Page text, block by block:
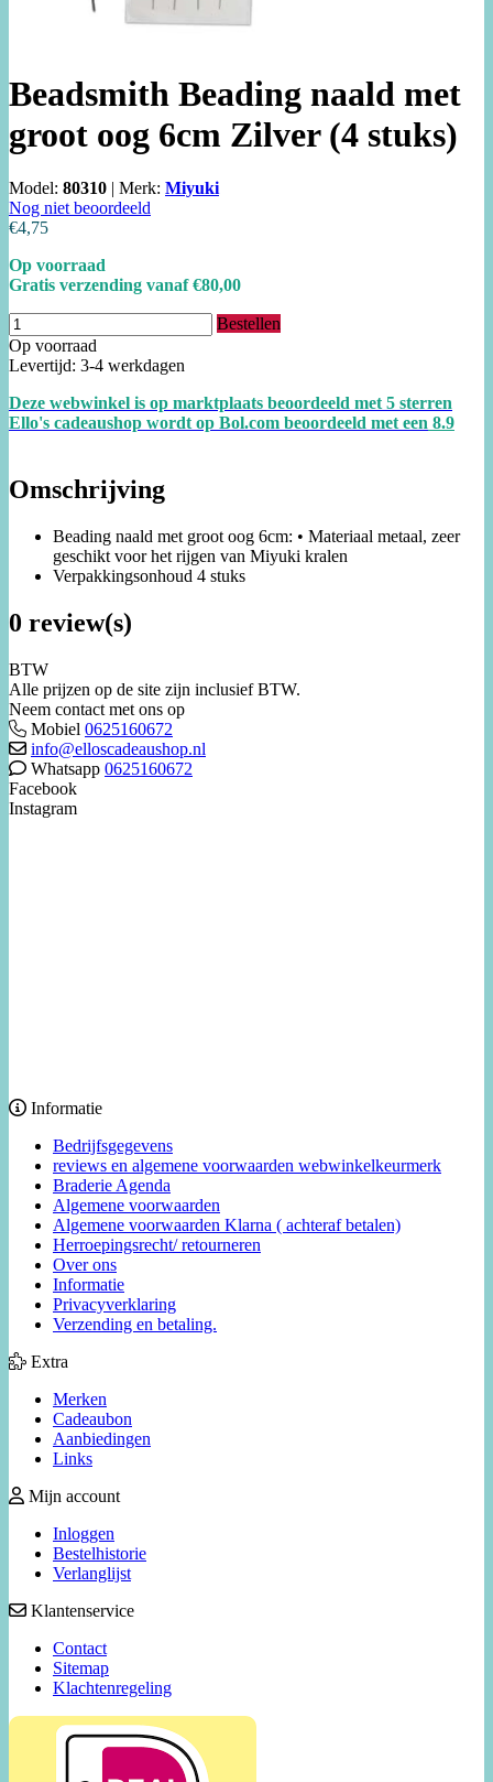
Beadsmith Beading naald met
groot oog 6cm Zilver (4 stuks)
Model: 80310 | Merk: Miyuki
Nog niet beoordeeld
€4,75
Op voorraad
Gratis verzending vanaf €80,00
Bestellen
Op voorraad
Levertijd: 3-4 werkdagen
Deze webwinkel is op marktplaats beoordeeld met 5 sterren
Ello's cadeaushop wordt op Bol.com beoordeeld met een 8.9
Omschrijving
Beading naald met groot oog 6cm: • Materiaal metaal, zeer
geschikt voor het rijgen van Miyuki kralen
Verpakkingsonhoud 4 stuks
0 review(s)
BTW
Alle prijzen op de site zijn inclusief BTW.
Neem contact met ons op
Mobiel 0625160672
info@elloscadeaushop.nl
Whatsapp 0625160672
Facebook
Instagram
Informatie
Bedrijfsgegevens
reviews en algemene voorwaarden webwinkelkeurmerk
Braderie Agenda
Algemene voorwaarden
Algemene voorwaarden Klarna ( achteraf betalen)
Herroepingsrecht/ retourneren
Over ons
Informatie
Privacyverklaring
Verzending en betaling.
Extra
Merken
Cadeaubon
Aanbiedingen
Links
Mijn account
Inloggen
Bestelhistorie
Verlanglijst
Klantenservice
Contact
Sitemap
Klachtenregeling